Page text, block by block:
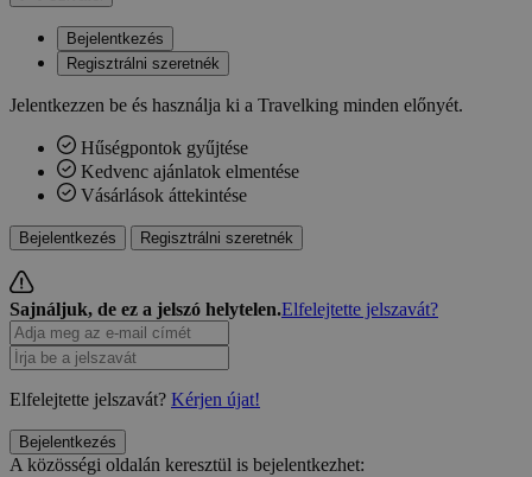
Bejelentkezés
Regisztrálni szeretnék
Jelentkezzen be és használja ki a Travelking minden előnyét.
Hűségpontok gyűjtése
Kedvenc ajánlatok elmentése
Vásárlások áttekintése
Bejelentkezés Regisztrálni szeretnék
Sajnáljuk, de ez a jelszó helytelen.Elfelejtette jelszavát?
Elfelejtette jelszavát? Kérjen újat!
Bejelentkezés
A közösségi oldalán keresztül is bejelentkezhet: